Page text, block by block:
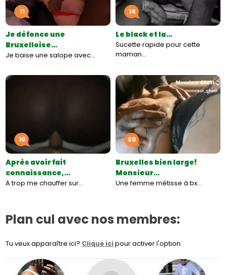
11
Je défonce une
Bruxelloise…
Je baise une salope avec…
14
Le black et la…
Sucette rapide pour cette
maman…
10
Après avoir fait
connaissance,…
A trop me chauffer sur…
20
Bruxelles bien large!
Monsieur…
Une femme métisse à bx…
Plan cul avec nos membres:
Tu veux apparaître ici? Clique ici pour activer l'option.